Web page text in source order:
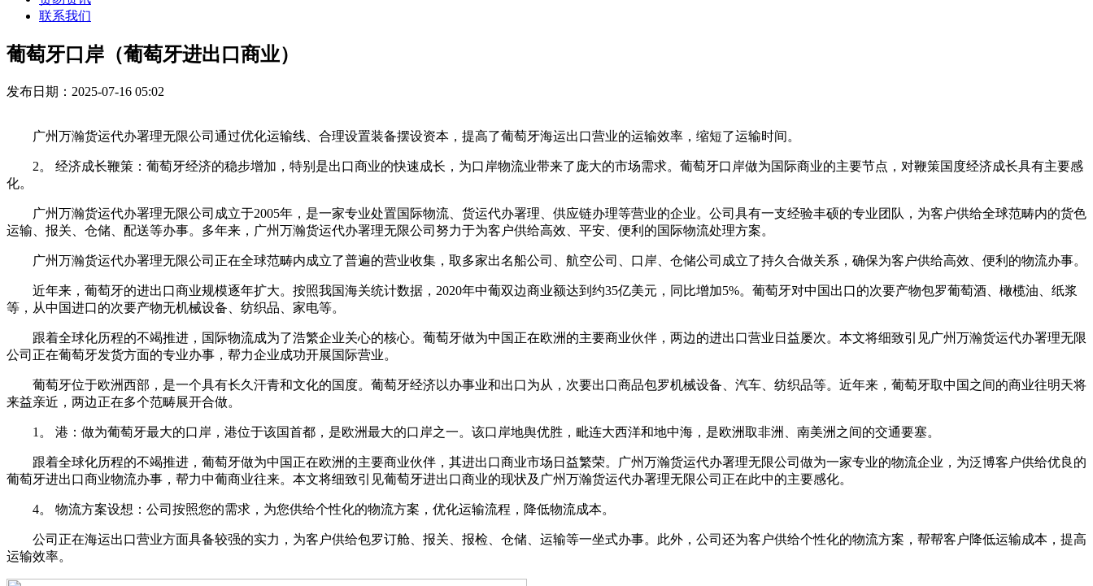
联系我们
葡萄牙口岸（葡萄牙进出口商业）
发布日期：2025-07-16 05:02
广州万瀚货运代办署理无限公司通过优化运输线、合理设置装备摆设资本，提高了葡萄牙海运出口营业的运输效率，缩短了运输时间。
2。 经济成长鞭策：葡萄牙经济的稳步增加，特别是出口商业的快速成长，为口岸物流业带来了庞大的市场需求。葡萄牙口岸做为国际商业的主要节点，对鞭策国度经济成长具有主要感
化。
广州万瀚货运代办署理无限公司成立于2005年，是一家专业处置国际物流、货运代办署理、供应链办理等营业的企业。公司具有一支经验丰硕的专业团队，为客户供给全球范畴内的货色
运输、报关、仓储、配送等办事。多年来，广州万瀚货运代办署理无限公司努力于为客户供给高效、平安、便利的国际物流处理方案。
广州万瀚货运代办署理无限公司正在全球范畴内成立了普遍的营业收集，取多家出名船公司、航空公司、口岸、仓储公司成立了持久合做关系，确保为客户供给高效、便利的物流办事。
近年来，葡萄牙的进出口商业规模逐年扩大。按照我国海关统计数据，2020年中葡双边商业额达到约35亿美元，同比增加5%。葡萄牙对中国出口的次要产物包罗葡萄酒、橄榄油、纸浆
等，从中国进口的次要产物无机械设备、纺织品、家电等。
跟着全球化历程的不竭推进，国际物流成为了浩繁企业关心的核心。葡萄牙做为中国正在欧洲的主要商业伙伴，两边的进出口营业日益屡次。本文将细致引见广州万瀚货运代办署理无限
公司正在葡萄牙发货方面的专业办事，帮力企业成功开展国际营业。
葡萄牙位于欧洲西部，是一个具有长久汗青和文化的国度。葡萄牙经济以办事业和出口为从，次要出口商品包罗机械设备、汽车、纺织品等。近年来，葡萄牙取中国之间的商业往明天将
来益亲近，两边正在多个范畴展开合做。
1。 港：做为葡萄牙最大的口岸，港位于该国首都，是欧洲最大的口岸之一。该口岸地舆优胜，毗连大西洋和地中海，是欧洲取非洲、南美洲之间的交通要塞。
跟着全球化历程的不竭推进，葡萄牙做为中国正在欧洲的主要商业伙伴，其进出口商业市场日益繁荣。广州万瀚货运代办署理无限公司做为一家专业的物流企业，为泛博客户供给优良的
葡萄牙进出口商业物流办事，帮力中葡商业往来。本文将细致引见葡萄牙进出口商业的现状及广州万瀚货运代办署理无限公司正在此中的主要感化。
4。 物流方案设想：公司按照您的需求，为您供给个性化的物流方案，优化运输流程，降低物流成本。
公司正在海运出口营业方面具备较强的实力，为客户供给包罗订舱、报关、报检、仓储、运输等一坐式办事。此外，公司还为客户供给个性化的物流方案，帮帮客户降低运输成本，提高
运输效率。